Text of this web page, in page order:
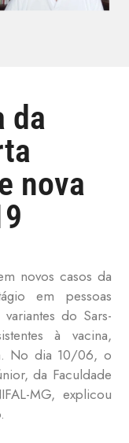
da
nova
novos casos da
em pessoas
do Sars-
à vacina,
No dia 10/06, o
da Faculdade
MG, explicou